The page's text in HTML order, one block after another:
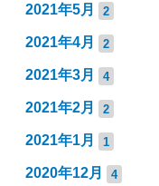
2021年5月 2
2021年4月 2
2021年3月 4
2021年2月 2
2021年1月 1
2020年12月 4